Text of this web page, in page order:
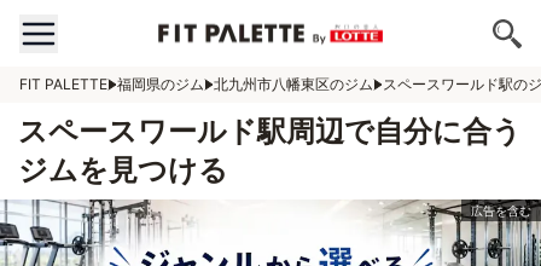
FIT PALETTE 福岡県のジム 北九州市八幡東区のジム スペースワールド駅の
スペースワールド駅周辺で自分に合う
ジムを見つける